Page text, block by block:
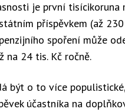
je první
příspěvkem (až
spoření může
na 24 tis. Kč ročně.
být o to více
účastníka na